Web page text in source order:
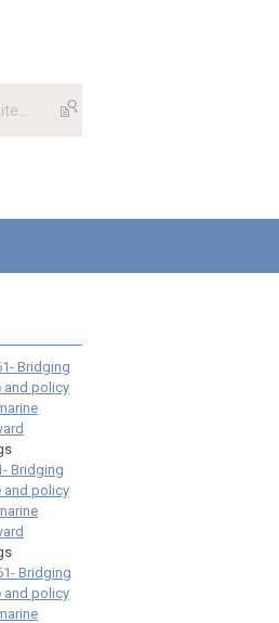
Bridging
and policy
Bridging
and policy
Bridging
and policy